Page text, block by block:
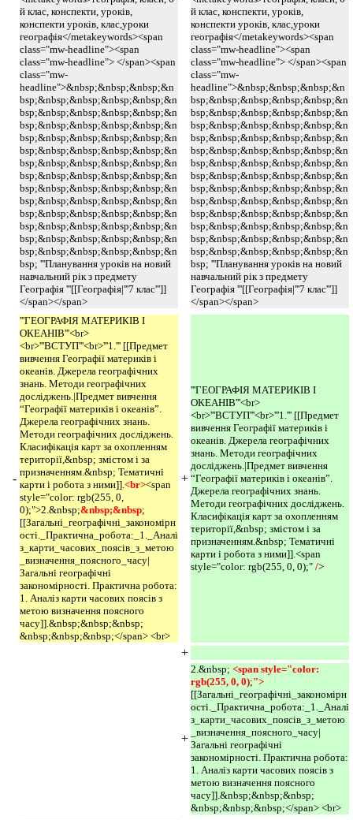
й клас, конспекти, уроків,
конспекти уроків, клас,уроки
географія</metakeywords><span
class="mw-headline"><span
class="mw-headline"> </span><span
class="mw-
headline">&nbsp;&nbsp;&nbsp;&n
bsp;&nbsp;&nbsp;&nbsp;&nbsp;&n
bsp;&nbsp;&nbsp;&nbsp;&nbsp;&n
bsp;&nbsp;&nbsp;&nbsp;&nbsp;&n
bsp;&nbsp;&nbsp;&nbsp;&nbsp;&n
bsp;&nbsp;&nbsp;&nbsp;&nbsp;&n
bsp;&nbsp;&nbsp;&nbsp;&nbsp;&n
bsp;&nbsp;&nbsp;&nbsp;&nbsp;&n
bsp;&nbsp;&nbsp;&nbsp;&nbsp;&n
bsp;&nbsp;&nbsp;&nbsp;&nbsp;&n
bsp;&nbsp;&nbsp;&nbsp;&nbsp;&n
bsp;&nbsp;&nbsp;&nbsp;&nbsp;&n
bsp;&nbsp;&nbsp;&nbsp;&nbsp;&n
bsp;&nbsp;&nbsp;&nbsp;&nbsp;&n
bsp; '''Планування уроків на новий
навчальний рік з предмету
Географія '''[[Географія|'''7 клас''']]
</span></span>
й клас, конспекти, уроків,
конспекти уроків, клас,уроки
географія</metakeywords><span
class="mw-headline"><span
class="mw-headline"> </span><span
class="mw-
headline">&nbsp;&nbsp;&nbsp;&n
bsp;&nbsp;&nbsp;&nbsp;&nbsp;&n
bsp;&nbsp;&nbsp;&nbsp;&nbsp;&n
bsp;&nbsp;&nbsp;&nbsp;&nbsp;&n
bsp;&nbsp;&nbsp;&nbsp;&nbsp;&n
bsp;&nbsp;&nbsp;&nbsp;&nbsp;&n
bsp;&nbsp;&nbsp;&nbsp;&nbsp;&n
bsp;&nbsp;&nbsp;&nbsp;&nbsp;&n
bsp;&nbsp;&nbsp;&nbsp;&nbsp;&n
bsp;&nbsp;&nbsp;&nbsp;&nbsp;&n
bsp;&nbsp;&nbsp;&nbsp;&nbsp;&n
bsp;&nbsp;&nbsp;&nbsp;&nbsp;&n
bsp;&nbsp;&nbsp;&nbsp;&nbsp;&n
bsp;&nbsp;&nbsp;&nbsp;&nbsp;&n
bsp; '''Планування уроків на новий
навчальний рік з предмету
Географія '''[[Географія|'''7 клас''']]
</span></span>
-
'''ГЕОГРАФІЯ МАТЕРИКІВ І
ОКЕАНІВ'''<br>
<br>'''ВСТУП'''<br>'''1.''' [[Предмет
вивчення Географії материків і
океанів. Джерела географічних
знань. Методи географічних
досліджень.|Предмет вивчення
“Географії материків і океанів”.
Джерела географічних знань.
Методи географічних досліджень.
Класифікація карт за охопленням
території,&nbsp; змістом і за
призначенням.&nbsp; Тематичні
карти і робота з ними]].<br><span
style="color: rgb(255, 0,
0);">2.&nbsp;&nbsp;&nbsp;
[[Загальні_географічні_закономірн
ості._Практична_робота:_1._Аналі
з_карти_часових_поясів_з_метою
_визначення_поясного_часу|
Загальні географічні
закономірності. Практична робота:
1. Аналіз карти часових поясів з
метою визначення поясного
часу]].&nbsp;&nbsp;&nbsp;
&nbsp;&nbsp;&nbsp;</span> <br>
+
'''ГЕОГРАФІЯ МАТЕРИКІВ І
ОКЕАНІВ'''<br>
<br>'''ВСТУП'''<br>'''1.''' [[Предмет
вивчення Географії материків і
океанів. Джерела географічних
знань. Методи географічних
досліджень.|Предмет вивчення
“Географії материків і океанів”.
Джерела географічних знань.
Методи географічних досліджень.
Класифікація карт за охопленням
території,&nbsp; змістом і за
призначенням.&nbsp; Тематичні
карти і робота з ними]].<span
style="color: rgb(255, 0, 0);" />
+
+
2.&nbsp; <span style="color:
rgb(255, 0, 0);">
[[Загальні_географічні_закономірн
ості._Практична_робота:_1._Аналі
з_карти_часових_поясів_з_метою
_визначення_поясного_часу|
Загальні географічні
закономірності. Практична робота:
1. Аналіз карти часових поясів з
метою визначення поясного
часу]].&nbsp;&nbsp;&nbsp;
&nbsp;&nbsp;&nbsp;</span> <br>